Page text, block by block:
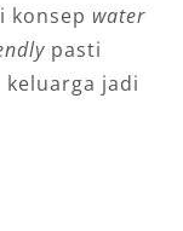
konsep water
pasti
jadi